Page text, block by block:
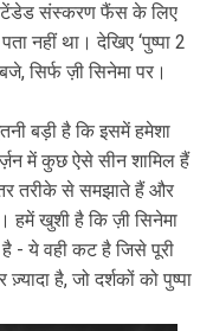
संस्करण फैंस के लिए
नहीं था। देखिए ‘पुष्पा 2
सिर्फ ज़ी सिनेमा पर।
बड़ी है कि इसमें हमेशा
में कुछ ऐसे सीन शामिल हैं
तरीके से समझाते हैं और
हमें खुशी है कि ज़ी सिनेमा
- ये वही कट है जिसे पूरी
है, जो दर्शकों को पुष्पा